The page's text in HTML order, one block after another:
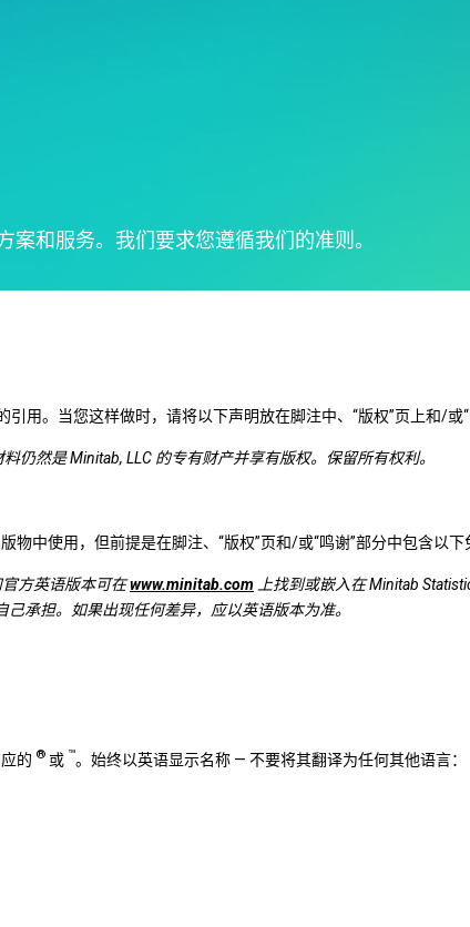
和服务。我们要求您遵循我们的准则。
用。当您这样做时，请将以下声明放在脚注中、“版权”页上和/或“
仍然是 Minitab, LLC 的专有财产并享有版权。保留所有权利。
中使用，但前提是在脚注、“版权”页和/或“鸣谢”部分中包含以下
方英语版本可在www.minitab.com 上找到或嵌入在 Minitab
承担。如果出现任何差异，应以英语版本为准。
的 ® 或 ™。始终以英语显示名称 — 不要将其翻译为任何其他语言：